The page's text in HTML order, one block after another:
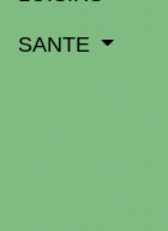
SANTE